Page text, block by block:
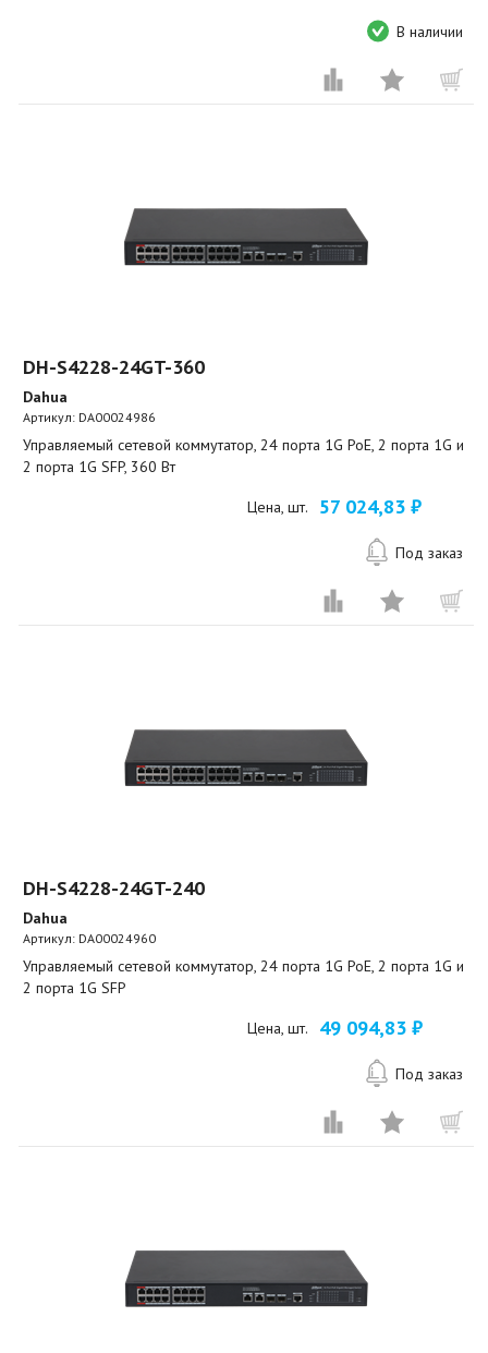
В наличии
DH-S4228-24GT-360
Dahua
Артикул: DA00024986
Управляемый сетевой коммутатор, 24 порта 1G PoE, 2 порта 1G и
2 порта 1G SFP, 360 Вт
Цена, шт. 57 024,83 ₽
Под заказ
DH-S4228-24GT-240
Dahua
Артикул: DA00024960
Управляемый сетевой коммутатор, 24 порта 1G PoE, 2 порта 1G и
2 порта 1G SFP
Цена, шт. 49 094,83 ₽
Под заказ